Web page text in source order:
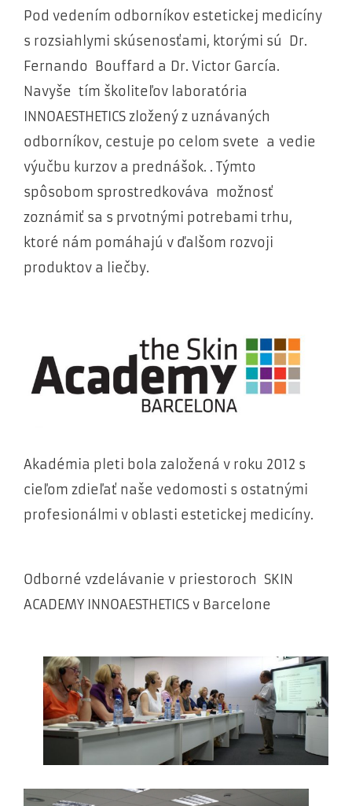
Pod vedením odborníkov estetickej medicíny
s rozsiahlymi skúsenosťami, ktorými sú Dr.
Fernando Bouffard a Dr. Victor García.
Navyše tím školiteľov laboratória
INNOAESTHETICS zložený z uznávaných
odborníkov, cestuje po celom svete a vedie
výučbu kurzov a prednášok. . Týmto
spôsobom sprostredkováva možnosť
zoznámiť sa s prvotnými potrebami trhu,
ktoré nám pomáhajú v ďalšom rozvoji
produktov a liečby.
Akadémia pleti bola založená v roku 2012 s
cieľom zdieľať naše vedomosti s ostatnými
profesionálmi v oblasti estetickej medicíny.
Odborné vzdelávanie v priestoroch SKIN
ACADEMY INNOAESTHETICS v Barcelone